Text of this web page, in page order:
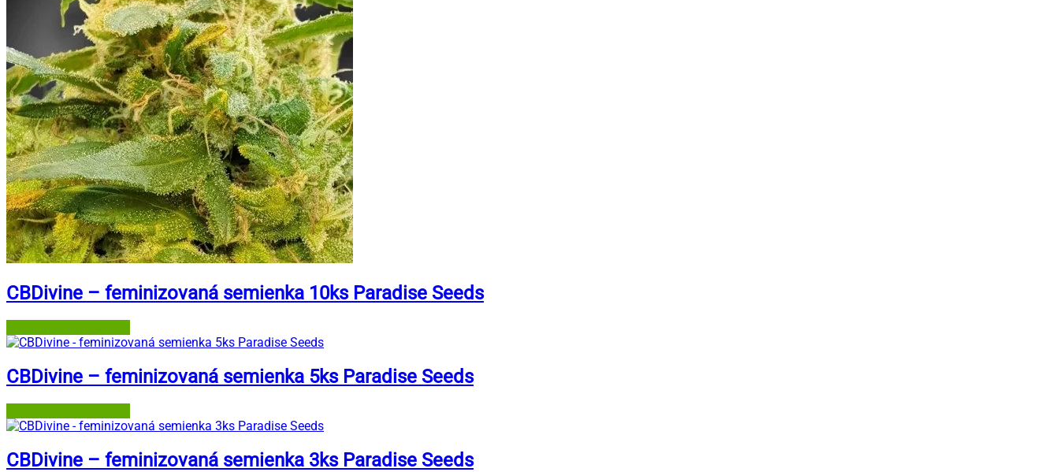
CBDivine – feminizovaná semienka 10ks Paradise Seeds
CBDivine – feminizovaná semienka 5ks Paradise Seeds
CBDivine – feminizovaná semienka 3ks Paradise Seeds